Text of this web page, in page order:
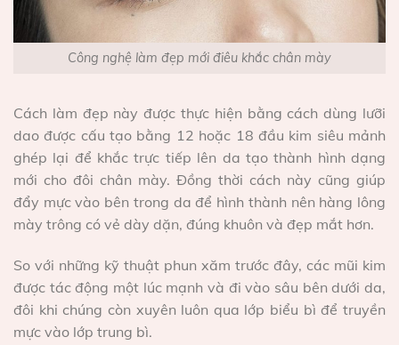
Công nghệ làm đẹp mới điêu khắc chân mày
Cách làm đẹp này được thực hiện bằng cách dùng lưỡi
dao được cấu tạo bằng 12 hoặc 18 đầu kim siêu mảnh
ghép lại để khắc trực tiếp lên da tạo thành hình dạng
mới cho đôi chân mày. Đồng thời cách này cũng giúp
đẩy mực vào bên trong da để hình thành nên hàng lông
mày trông có vẻ dày dặn, đúng khuôn và đẹp mắt hơn.
So với những kỹ thuật phun xăm trước đây, các mũi kim
được tác động một lúc mạnh và đi vào sâu bên dưới da,
đôi khi chúng còn xuyên luôn qua lớp biểu bì để truyền
mực vào lớp trung bì.